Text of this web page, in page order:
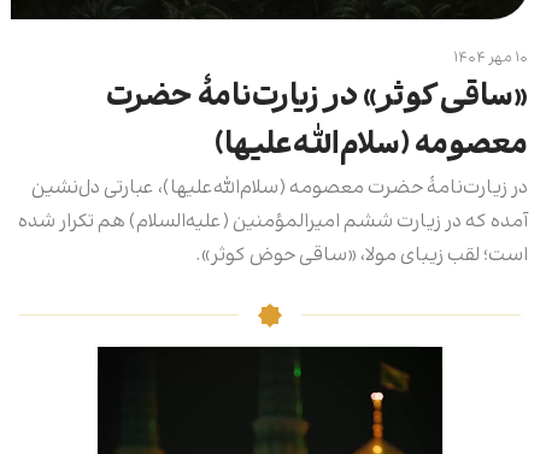
۱۰ مهر ۱۴۰۴
«ساقی کوثر» در زیارت‌نامۀ حضرت
معصومه (سلام‌الله‌علیها)
در زیارت‌نامۀ حضرت معصومه (سلام‌الله‌علیها)، عبارتی دل‌نشین
آمده که در زیارت ششم امیرالمؤمنین (علیه‌السلام) هم تکرار شده
است؛ لقب زیبای مولا، «ساقی حوض کوثر».